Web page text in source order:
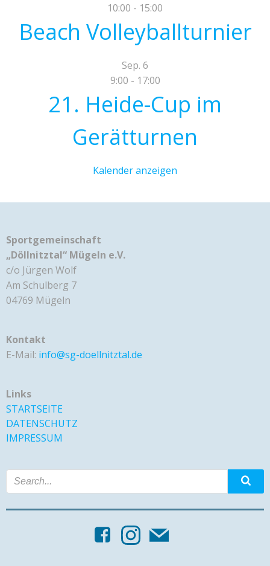
10:00 - 15:00
Beach Volleyballturnier
Sep. 6
9:00 - 17:00
21. Heide-Cup im
Gerätturnen
Kalender anzeigen
Sportgemeinschaft
„Döllnitztal“ Mügeln e.V.
c/o Jürgen Wolf
Am Schulberg 7
04769 Mügeln
Kontakt
E-Mail: info@sg-doellnitztal.de
Links
STARTSEITE
DATENSCHUTZ
IMPRESSUM